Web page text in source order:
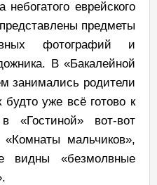
еврейского
предметы
фотографий и
В «Бакалейной
занимались родители
уже всё готово к
«Гостиной» вот-вот
мальчиков»,
видны «безмолвные